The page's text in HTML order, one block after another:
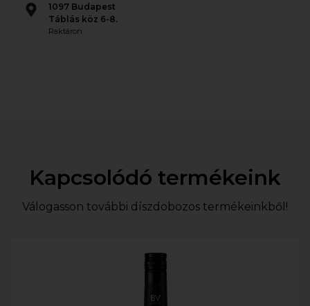
1097 Budapest
Táblás köz 6-8.
Raktáron
Kapcsolódó termékeink
Válogasson további díszdobozos termékeinkből!